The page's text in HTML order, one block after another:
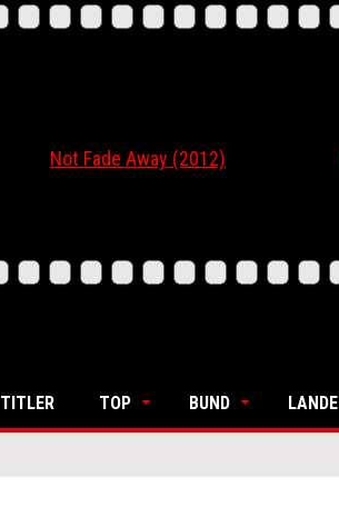
Not Fade Away (2012)
TITLER TOP BUND LANDE